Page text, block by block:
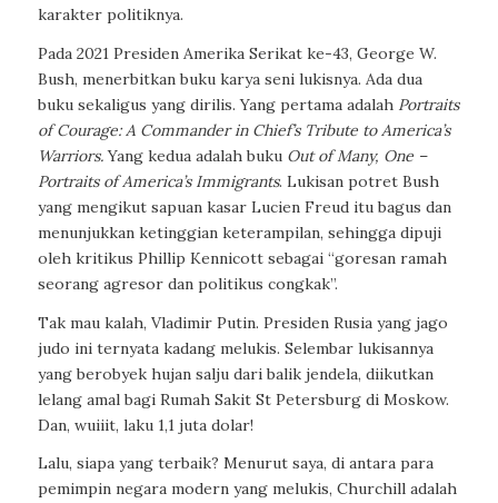
karakter politiknya.
Pada 2021 Presiden Amerika Serikat ke-43, George W.
Bush, menerbitkan buku karya seni lukisnya. Ada dua
buku sekaligus yang dirilis. Yang pertama adalah Portraits
of Courage: A Commander in Chief’s Tribute to America’s
Warriors.Yang kedua adalah buku Out of Many, One –
Portraits of America’s Immigrants. Lukisan potret Bush
yang mengikut sapuan kasar Lucien Freud itu bagus dan
menunjukkan ketinggian keterampilan, sehingga dipuji
oleh kritikus Phillip Kennicott sebagai “goresan ramah
seorang agresor dan politikus congkak”.
Tak mau kalah, Vladimir Putin. Presiden Rusia yang jago
judo ini ternyata kadang melukis. Selembar lukisannya
yang berobyek hujan salju dari balik jendela, diikutkan
lelang amal bagi Rumah Sakit St Petersburg di Moskow.
Dan, wuiiit, laku 1,1 juta dolar!
Lalu, siapa yang terbaik? Menurut saya, di antara para
pemimpin negara modern yang melukis, Churchill adalah